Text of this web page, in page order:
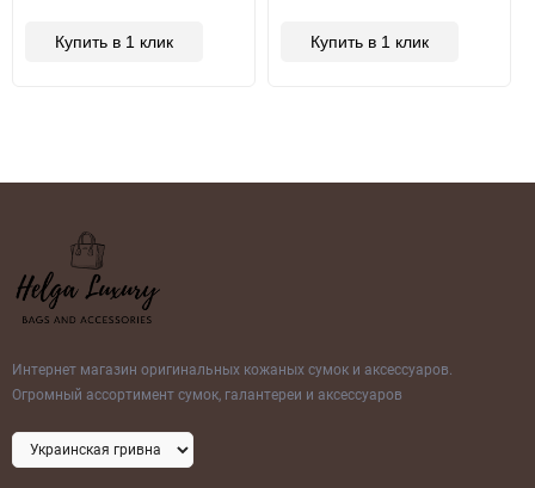
Купить в 1 клик Купить в 1 клик
Интернет магазин оригинальных кожаных сумок и аксессуаров.
Огромный ассортимент сумок, галантереи и аксессуаров